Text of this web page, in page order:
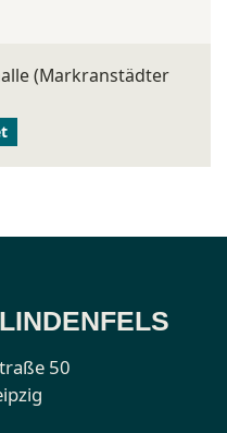
(Markranstädter
50